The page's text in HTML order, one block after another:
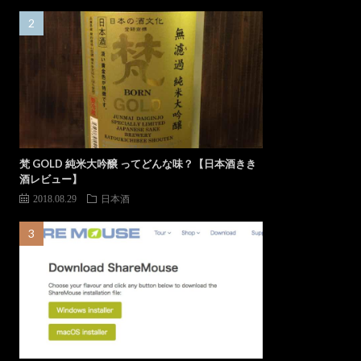
梵 GOLD 純米大吟醸 ってどんな味？【日本酒きき
酒レビュー】
2018.08.29 日本酒